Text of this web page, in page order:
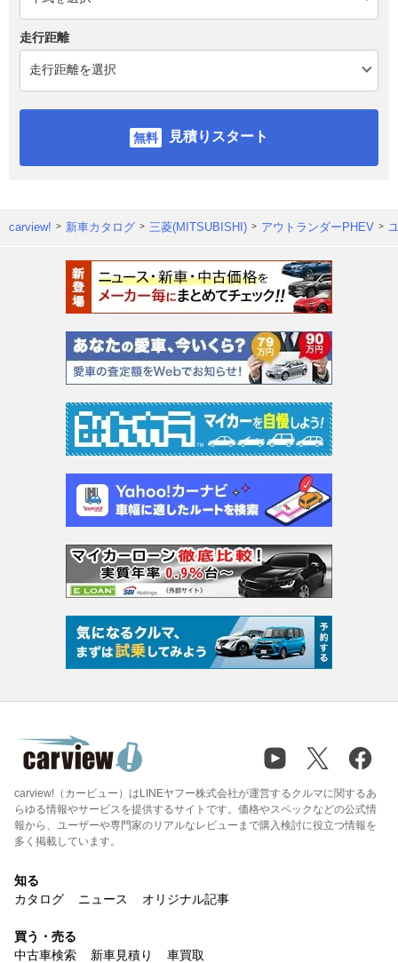
走行距離
見積りスタート
carview! 新車カタログ 三菱(MITSUBISHI) アウトランダーPHEV
carview!（カービュー）はLINEヤフー株式会社が運営するクルマに関するあ
らゆる情報やサービスを提供するサイトです。価格やスペックなどの公式情
報から、ユーザーや専門家のリアルなレビューまで購入検討に役立つ情報を
多く掲載しています。
知る
カタログ
ニュース オリジナル記事
買う・売る
中古車検索
新車見積り 車買取